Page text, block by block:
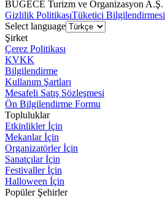
BUGECE Turizm ve Organizasyon A.Ş.
Gizlilik PolitikasıTüketici Bilgilendirmesi
Select language
Şirket
Çerez Politikası
KVKK
Bilgilendirme
Kullanım Şartları
Mesafeli Satış Sözleşmesi
Ön Bilgilendirme Formu
Topluluklar
Etkinlikler İçin
Mekanlar İçin
Organizatörler İçin
Sanatçılar İçin
Festivaller İçin
Halloween İçin
Popüler Şehirler